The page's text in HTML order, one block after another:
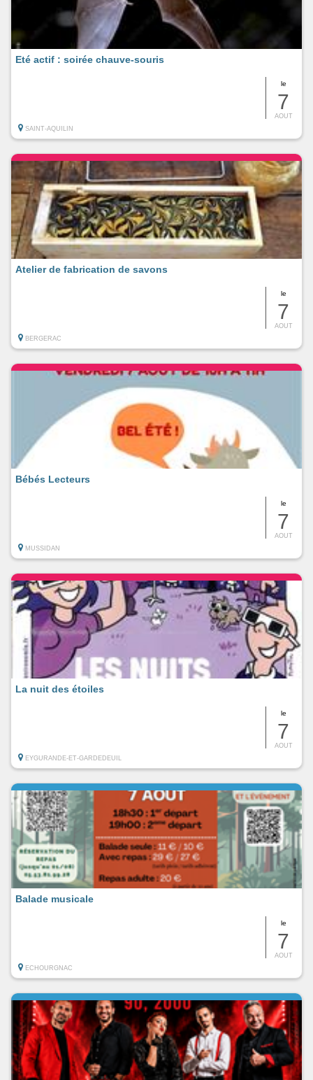
le
7
AOUT
Eté actif : soirée chauve-souris
SAINT-AQUILIN
le
7
AOUT
Atelier de fabrication de savons
BERGERAC
le
7
AOUT
Bébés Lecteurs
MUSSIDAN
le
7
AOUT
La nuit des étoiles
EYGURANDE-ET-GARDEDEUIL
le
7
AOUT
Balade musicale
ECHOURGNAC